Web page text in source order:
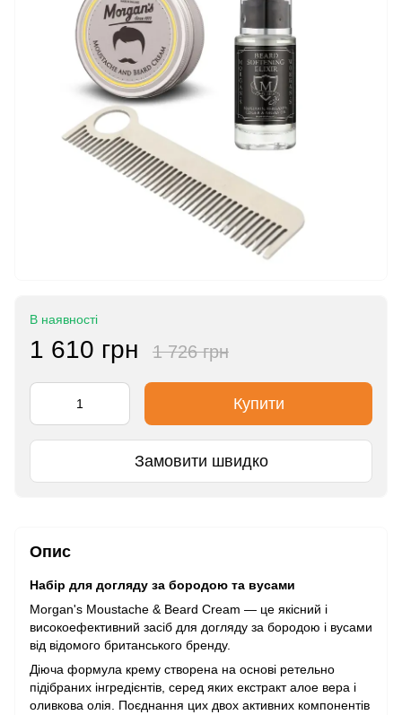
В наявності
1 610 грн 1 726 грн
Купити
Замовити швидко
Опис
Набір для догляду за бородою та вусами
Morgan's Moustache & Beard Cream — це якісний і
високоефективний засіб для догляду за бородою і вусами
від відомого британського бренду.
Діюча формула крему створена на основі ретельно
підібраних інгредієнтів, серед яких екстракт алое вера і
оливкова олія. Поєднання цих двох активних компонентів